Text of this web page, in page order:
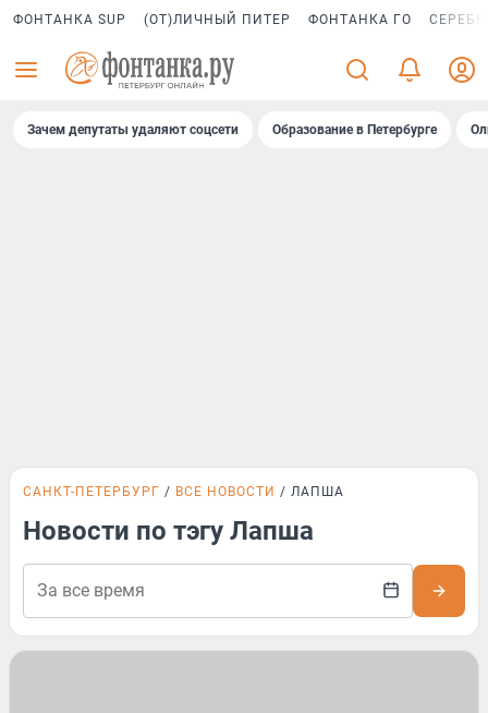
ФОНТАНКА SUP (ОТ)ЛИЧНЫЙ ПИТЕР ФОНТАНКА ГО
Зачем депутаты удаляют соцсети Образование в Петербурге
САНКТ-ПЕТЕРБУРГ ВСЕ НОВОСТИ ЛАПША
Новости по тэгу Лапша